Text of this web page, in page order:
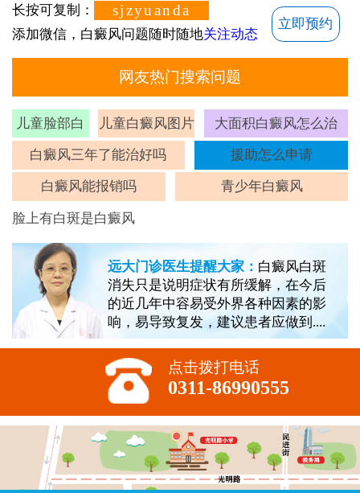
长按可复制： sjzyuanda
添加微信，白癜风问题随时随地关注动态
立即预约
网友热门搜索问题
儿童脸部白
斑
儿童白癜风图片 大面积白癜风怎么治
白癜风三年了能治好吗 援助怎么申请
白癜风能报销吗 青少年白癜风
脸上有白斑是白癜风
远大门诊医生提醒大家： 白癜风白斑
消失只是说明症状有所缓解，在今后
的近几年中容易受外界各种因素的影
响，易导致复发，建议患者应做到....
点击拨打电话
0311-86990555